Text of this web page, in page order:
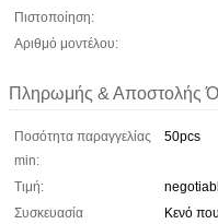
Πιστοποίηση:
Αριθμό μοντέλου:
Πληρωμής & Αποστολής
Ποσότητα παραγγελίας
min:
50pcs
Τιμή:
Συσκευασία
Κενό